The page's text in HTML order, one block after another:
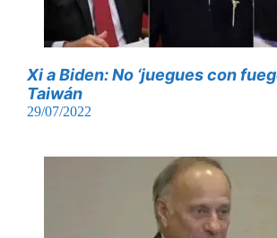
Xi a Biden: No ‘juegues con
Taiwán
29/07/2022